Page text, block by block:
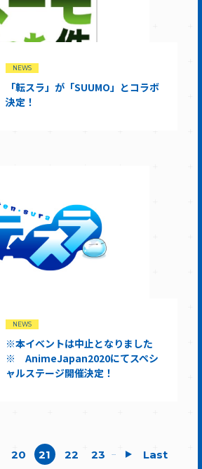
NEWS
「転スラ」が「SUUMO」とコラボ
決定！
NEWS
※本イベントは中止となりました
※ AnimeJapan2020にてスペシ
ャルステージ開催決定！
20 21 22 23 ... Last